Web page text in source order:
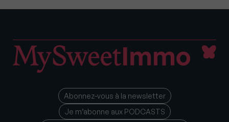
Abonnez-vous à la newsletter
Je m’abonne aux PODCASTS